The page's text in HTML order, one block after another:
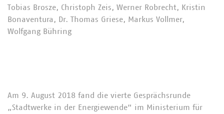
Tobias Brosze, Christoph Zeis, Werner Robrecht, Kristin
Bonaventura, Dr. Thomas Griese, Markus Vollmer,
Wolfgang Bühring
Am 9. August 2018 fand die vierte Gesprächsrunde
„Stadtwerke in der Energiewende“ im Ministerium für